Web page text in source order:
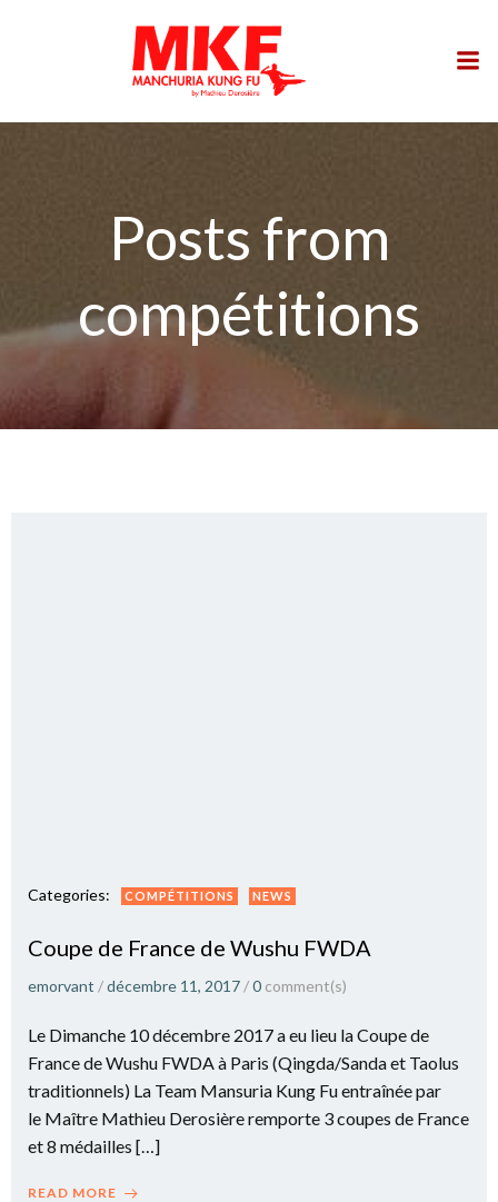
au
contenu
Posts from
compétitions
Categories: COMPÉTITIONS NEWS
Coupe de France de Wushu FWDA
emorvant /décembre 11, 2017 /0 comment(s)
Le Dimanche 10 décembre 2017 a eu lieu la Coupe de
France de Wushu FWDA à Paris (Qingda/Sanda et Taolus
traditionnels) La Team Mansuria Kung Fu entraînée par
le Maître Mathieu Derosière remporte 3 coupes de France
et 8 médailles […]
READ MORE